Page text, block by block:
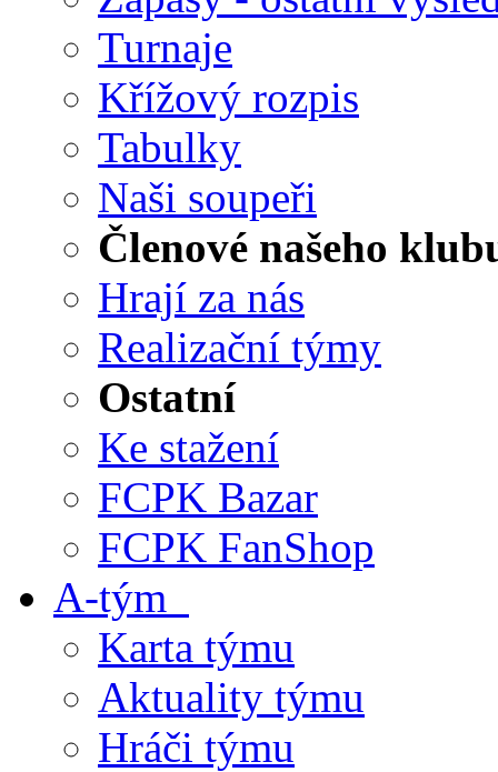
Turnaje
Křížový rozpis
Tabulky
Naši soupeři
Členové našeho
Hrají za nás
Realizační týmy
Ostatní
Ke stažení
FCPK Bazar
FCPK FanShop
A-tým
Karta týmu
Aktuality týmu
Hráči týmu